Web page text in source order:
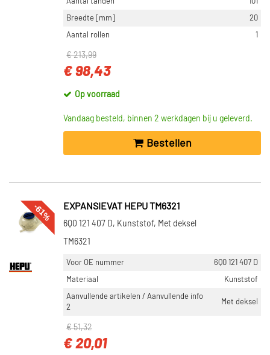
Breedte [mm]
20
Aantal rollen
1
€ 213,99
€ 98,43
Op voorraad
Vandaag besteld, binnen 2 werkdagen bij u geleverd.
Bestellen
-61% EXPANSIEVAT HEPU TM6321
6Q0 121 407 D, Kunststof, Met deksel
TM6321
Voor OE nummer
6Q0 121 407 D
Materiaal
Kunststof
Aanvullende artikelen / Aanvullende info
2
Met deksel
€ 51,32
€ 20,01